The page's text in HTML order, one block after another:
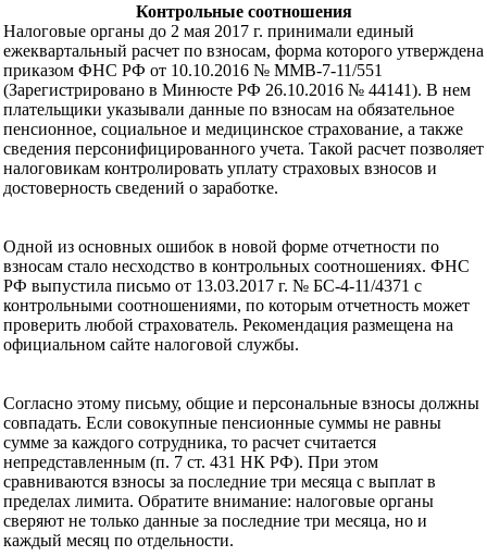
Контрольные соотношения
Налоговые органы до 2 мая 2017 г. принимали единый
ежеквартальный расчет по взносам, форма которого утверждена
приказом ФНС РФ от 10.10.2016 № ММВ-7-11/551
(Зарегистрировано в Минюсте РФ 26.10.2016 № 44141). В нем
плательщики указывали данные по взносам на обязательное
пенсионное, социальное и медицинское страхование, а также
сведения персонифицированного учета. Такой расчет позволяет
налоговикам контролировать уплату страховых взносов и
достоверность сведений о заработке.
Одной из основных ошибок в новой форме отчетности по
взносам стало несходство в контрольных соотношениях. ФНС
РФ выпустила письмо от 13.03.2017 г. № БС-4-11/4371 с
контрольными соотношениями, по которым отчетность может
проверить любой страхователь. Рекомендация размещена на
официальном сайте налоговой службы.
Согласно этому письму, общие и персональные взносы должны
совпадать. Если совокупные пенсионные суммы не равны
сумме за каждого сотрудника, то расчет считается
непредставленным (п. 7 ст. 431 НК РФ). При этом
сравниваются взносы за последние три месяца с выплат в
пределах лимита. Обратите внимание: налоговые органы
сверяют не только данные за последние три месяца, но и
каждый месяц по отдельности.